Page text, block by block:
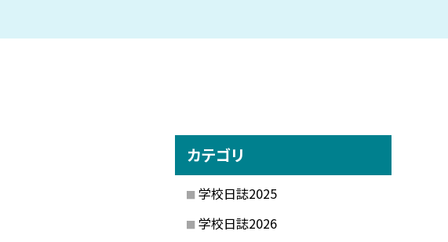
カテゴリ
学校日誌2025
学校日誌2026